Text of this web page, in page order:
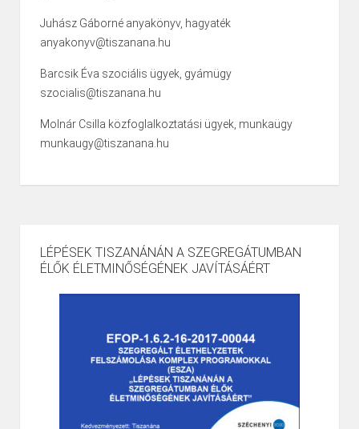
Juhász Gáborné anyakönyv, hagyaték
anyakonyv@tiszanana.hu
Barcsik Éva szociális ügyek, gyámügy
szocialis@tiszanana.hu
Molnár Csilla közfoglalkoztatási ügyek, munkaügy
munkaugy@tiszanana.hu
LÉPÉSEK TISZANÁNÁN A SZEGREGÁTUMBAN
ÉLŐK ÉLETMINŐSÉGÉNEK JAVÍTÁSÁÉRT